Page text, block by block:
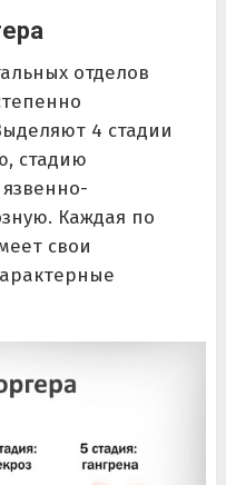
отделов
4 стадии
стадию
Каждая по
свои